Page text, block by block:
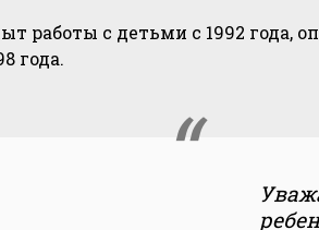
работы с детьми с 1992 года,
года.